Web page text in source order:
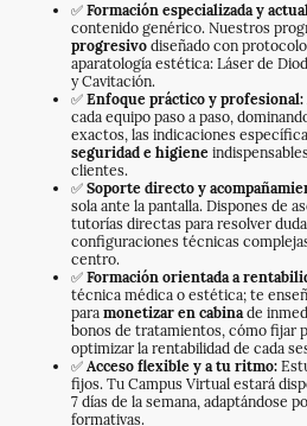
✅ Formación especializada y
contenido genérico. Nuestros
progresivo diseñado con
aparatología estética: Láser de
y Cavitación.
✅ Enfoque práctico y profesional:
cada equipo paso a paso,
exactos, las indicaciones
seguridad e higiene
clientes.
✅ Soporte directo y
sola ante la pantalla. Dispones de
tutorías directas para resolver
configuraciones técnicas
centro.
✅ Formación orientada a
técnica médica o estética; te
para monetizar en cabinade
bonos de tratamientos, cómo fijar
optimizar la rentabilidad de cada
✅ Acceso flexible y a tu ritmo:
fijos. Tu Campus Virtual estará
7 días de la semana, adaptándose
formativas.